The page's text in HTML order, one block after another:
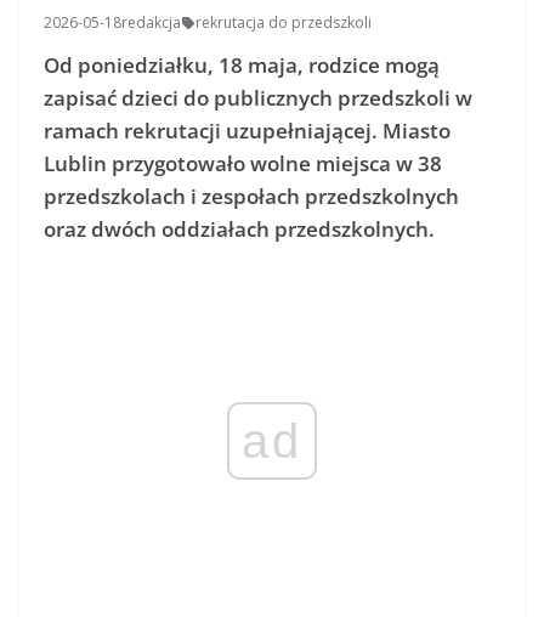
2026-05-18redakcja rekrutacja do przedszkoli
Od poniedziałku, 18 maja, rodzice mogą
zapisać dzieci do publicznych przedszkoli w
ramach rekrutacji uzupełniającej. Miasto
Lublin przygotowało wolne miejsca w 38
przedszkolach i zespołach przedszkolnych
oraz dwóch oddziałach przedszkolnych.
ad